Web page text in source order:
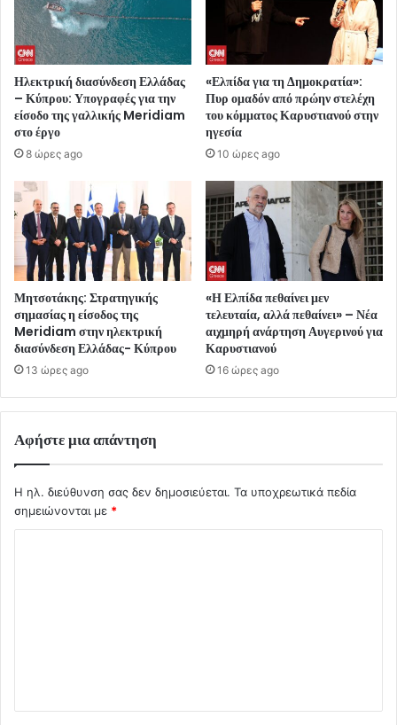
Ηλεκτρική διασύνδεση Ελλάδας
– Κύπρου: Υπογραφές για την
είσοδο της γαλλικής Meridiam
στο έργο
8 ώρες ago
«Ελπίδα για τη Δημοκρατία»:
Πυρ ομαδόν από πρώην στελέχη
του κόμματος Καρυστιανού στην
ηγεσία
10 ώρες ago
Μητσοτάκης: Στρατηγικής
σημασίας η είσοδος της
Meridiam στην ηλεκτρική
διασύνδεση Ελλάδας- Κύπρου
13 ώρες ago
«Η Ελπίδα πεθαίνει μεν
τελευταία, αλλά πεθαίνει» – Νέα
αιχμηρή ανάρτηση Αυγερινού για
Καρυστιανού
16 ώρες ago
Αφήστε μια απάντηση
Η ηλ. διεύθυνση σας δεν δημοσιεύεται. Τα υποχρεωτικά πεδία
σημειώνονται με *